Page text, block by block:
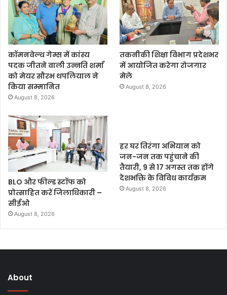
कॉमनवेल्थ गेम्स में कांस्य
पदक जीतने वाली उन्नति शर्मा
को मेयर सौरभ थपलियाल ने
किया सम्मानित
August 8, 2026
तकनीकी शिक्षा विभाग प्रदेशभर
में आयोजित करेगा रोजगार
मेले
August 8, 2026
BLO और फील्ड स्टॉफ को
प्रोत्साहित करें जिलाधिकारी –
सीईओ
August 8, 2026
हर घर तिरंगा अभियान को
जन-जन तक पहुंचाने की
तैयारी, 9 से 17 अगस्त तक होंगे
देशभक्ति के विविध कार्यक्रम
August 8, 2026
About